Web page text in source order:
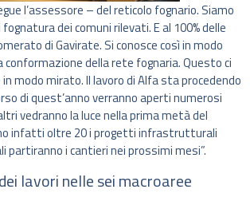
l’assessore – del reticolo fognario. Siamo
fognatura dei comuni rilevati. E al 100% delle
di Gavirate. Si conosce così in modo
della rete fognaria. Questo ci
modo mirato. Il lavoro di Alfa sta procedendo
di quest’anno verranno aperti numerosi
vedranno la luce nella prima metà del
infatti oltre 20 i progetti infrastrutturali
partiranno i cantieri nei prossimi mesi”.
lavori nelle sei macroaree